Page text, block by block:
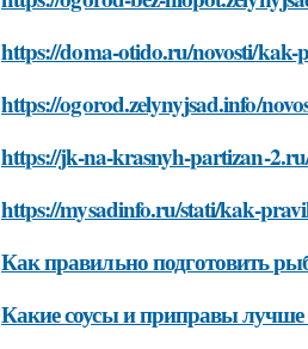
https://doma-otido.ru/novosti/
https://ogorod.zelynyjsad.info/
https://jk-na-krasnyh-partizan-
https://mysadinfo.ru/stati/kak-
Как правильно подготовить
Какие соусы и приправы лучше